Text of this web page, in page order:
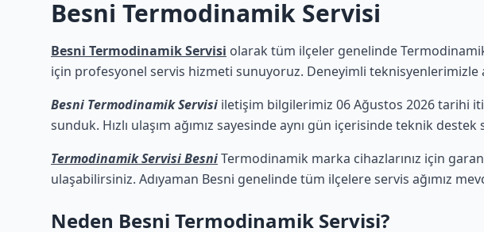
Besni Termodinamik Servisi
Besni Termodinamik Servisi olarak tüm ilçeler genelinde
için profesyonel servis hizmeti sunuyoruz. Deneyimli teknisyenlerimizle
Besni Termodinamik Servisi iletişim bilgilerimiz 06 Ağustos 2026 tarihi
sunduk. Hızlı ulaşım ağımız sayesinde aynı gün içerisinde teknik
Termodinamik Servisi BesniTermodinamik marka cihazlarınız için
ulaşabilirsiniz. Adıyaman Besni genelinde tüm ilçelere servis ağımız
Neden Besni Termodinamik Servisi?